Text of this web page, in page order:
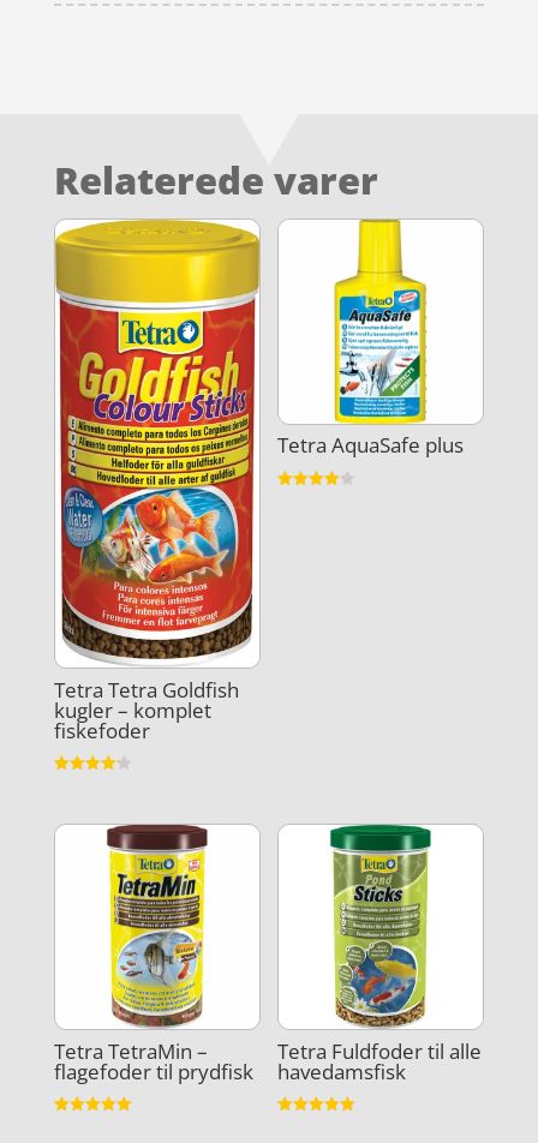
Relaterede varer
Tetra Tetra Goldfish
kugler – komplet
fiskefoder
Tetra AquaSafe plus
Tetra TetraMin –
flagefoder til prydfisk
Tetra Fuldfoder til alle
havedamsfisk